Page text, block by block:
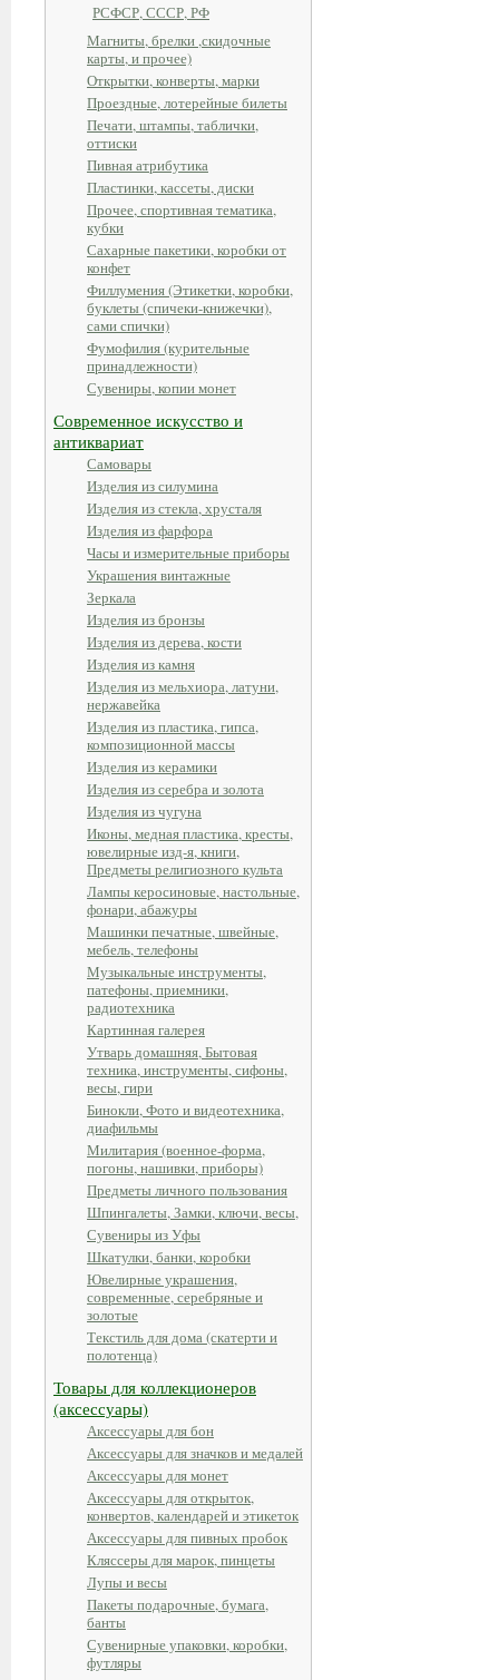
РСФСР, СССР, РФ
Магниты, брелки ,скидочные
карты, и прочее)
Открытки, конверты, марки
Проездные, лотерейные билеты
Печати, штампы, таблички,
оттиски
Пивная атрибутика
Пластинки, кассеты, диски
Прочее, спортивная тематика,
кубки
Сахарные пакетики, коробки от
конфет
Филлумения (Этикетки, коробки,
буклеты (спичеки-книжечки),
сами спички)
Фумофилия (курительные
принадлежности)
Сувениры, копии монет
Современное искусство и
антиквариат
Самовары
Изделия из силумина
Изделия из стекла, хрусталя
Изделия из фарфора
Часы и измерительные приборы
Украшения винтажные
Зеркала
Изделия из бронзы
Изделия из дерева, кости
Изделия из камня
Изделия из мельхиора, латуни,
нержавейка
Изделия из пластика, гипса,
композиционной массы
Изделия из керамики
Изделия из серебра и золота
Изделия из чугуна
Иконы, медная пластика, кресты,
ювелирные изд-я, книги,
Предметы религиозного культа
Лампы керосиновые, настольные,
фонари, абажуры
Машинки печатные, швейные,
мебель, телефоны
Музыкальные инструменты,
патефоны, приемники,
радиотехника
Картинная галерея
Утварь домашняя, Бытовая
техника, инструменты, сифоны,
весы, гири
Бинокли, Фото и видеотехника,
диафильмы
Милитария (военное-форма,
погоны, нашивки, приборы)
Предметы личного пользования
Шпингалеты, Замки, ключи, весы,
Сувениры из Уфы
Шкатулки, банки, коробки
Ювелирные украшения,
современные, серебряные и
золотые
Текстиль для дома (скатерти и
полотенца)
Товары для коллекционеров
(аксессуары)
Аксессуары для бон
Аксессуары для значков и медалей
Аксессуары для монет
Аксессуары для открыток,
конвертов, календарей и этикеток
Аксессуары для пивных пробок
Кляссеры для марок, пинцеты
Лупы и весы
Пакеты подарочные, бумага,
банты
Сувенирные упаковки, коробки,
футляры